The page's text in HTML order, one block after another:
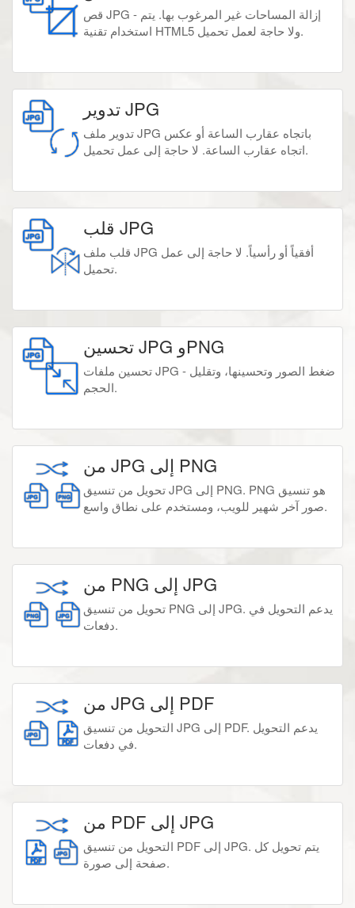
قص JPG - إزالة المساحات غير المرغوب بها. يتم
استخدام تقنية HTML5 ولا حاجة لعمل تحميل.
تدوير JPG
تدوير ملف JPG باتجاه عقارب الساعة أو عكس
اتجاه عقارب الساعة. لا حاجة إلى عمل تحميل.
قلب JPG
قلب ملف JPG أفقياً أو رأسياً. لا حاجة إلى عمل
تحميل.
تحسين JPG وPNG
تحسين ملفات JPG - ضغط الصور وتحسينها، وتقليل
الحجم.
من JPG إلى PNG
تحويل من تنسيق JPG إلى PNG. PNG هو تنسيق
صور آخر شهير للويب، ومستخدم على نطاق واسع.
من PNG إلى JPG
تحويل من تنسيق PNG إلى JPG. يدعم التحويل في
دفعات.
من JPG إلى PDF
التحويل من تنسيق JPG إلى PDF. يدعم التحويل
في دفعات.
من PDF إلى JPG
التحويل من تنسيق PDF إلى JPG. يتم تحويل كل
صفحة إلى صورة.